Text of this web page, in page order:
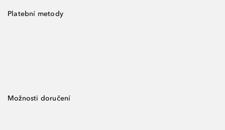
Platební metody
Možnosti doručení